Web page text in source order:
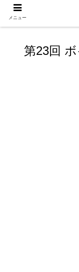
第23回
メニュー